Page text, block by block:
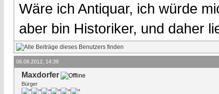
Wäre ich Antiquar, ich würde
aber bin Historiker, und daher
06.08.2012, 14:39
Maxdorfer
Bürger